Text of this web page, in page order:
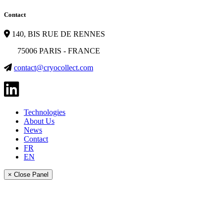
Contact
140, BIS RUE DE RENNES
75006 PARIS - FRANCE
contact@cryocollect.com
Technologies
About Us
News
Contact
FR
EN
× Close Panel